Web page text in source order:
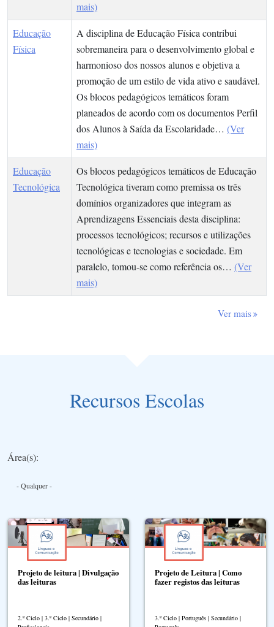
mais)
Educação
Física
A disciplina de Educação Física contribui
sobremaneira para o desenvolvimento global e
harmonioso dos nossos alunos e objetiva a
promoção de um estilo de vida ativo e saudável.
Os blocos pedagógicos temáticos foram
planeados de acordo com os documentos Perfil
dos Alunos à Saída da Escolaridade… (Ver
mais)
Educação
Tecnológica
Os blocos pedagógicos temáticos de Educação
Tecnológica tiveram como premissa os três
domínios organizadores que integram as
Aprendizagens Essenciais desta disciplina:
processos tecnológicos; recursos e utilizações
tecnológicas e tecnologias e sociedade. Em
paralelo, tomou-se como referência os… (Ver
mais)
Ver mais
Recursos Escolas
Área(s):
Projeto de leitura | Divulgação
das leituras
2.º Ciclo | 3.º Ciclo | Secundário |
Projeto de Leitura | Como
fazer registos das leituras
3.º Ciclo | Português | Secundário |